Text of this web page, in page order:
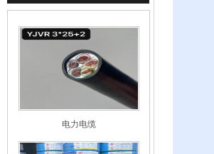
电力电缆